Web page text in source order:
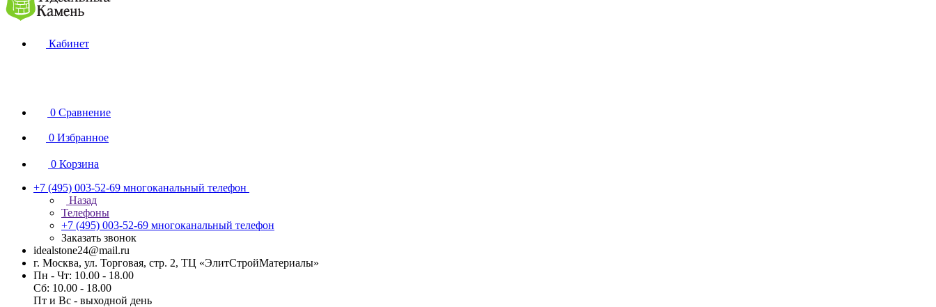
Кабинет
0 Сравнение
0 Избранное
0 Корзина
+7 (495) 003-52-69 многоканальный телефон
Назад
Телефоны
+7 (495) 003-52-69 многоканальный телефон
Заказать звонок
idealstone24@mail.ru
г. Москва, ул. Торговая, стр. 2, ТЦ «ЭлитСтройМатериалы»
Пн - Чт: 10.00 - 18.00
Сб: 10.00 - 18.00
Пт и Вс - выходной день